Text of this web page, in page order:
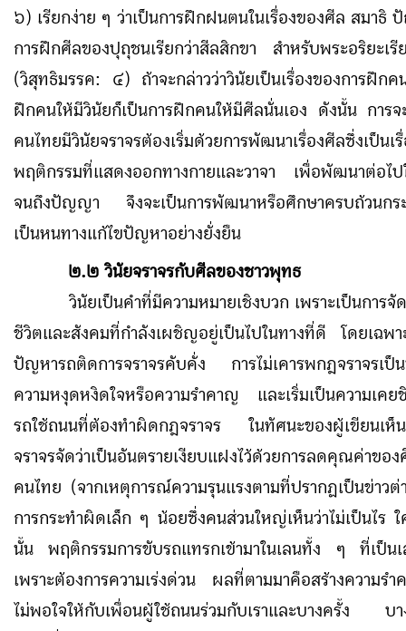
๖) เรียกง่าย ๆ ว่าเป็นการฝึกฝนตนในเรื่องของศีล สมาธิ
การฝึกศีลของปุถุชนเรียกว่าสีลสิกขา สำหรับพระอริยะเรี
(วิสุทธิมรรค: ๔) ถ้าจะกล่าวว่าวินัยเป็นเรื่องของการฝึก
ฝึกคนให้มีวินัยก็เป็นการฝึกคนให้มีศีลนั่นเอง ดังนั้น การจะ
คนไทยมีวินัยจราจรต้องเริ่มด้วยการพัฒนาเรื่องศีลซึ่งเป็นเ
พฤติกรรมที่แสดงออกทางกายและวาจา เพื่อพัฒนาต่อไป
จนถึงปัญญา จึงจะเป็นการพัฒนาหรือศึกษาครบถ้วนกร
เป็นหนทางแก้ไขปัญหาอย่างยั่งยืน
๒.๒ วินัยจราจรกับศีลของชาวพุทธ
วินัยเป็นคำที่มีความหมายเชิงบวก เพราะเป็นการจั
ชีวิตและสังคมที่กำลังเผชิญอยู่เป็นไปในทางที่ดี โดยเฉพา
ปัญหารถติดการจราจรคับคั่ง การไม่เคารพกฎจราจรเป็
ความหงุดหงิดใจหรือความรำคาญ และเริ่มเป็นความเคย
รถใช้ถนนที่ต้องทำผิดกฎจราจร ในทัศนะของผู้เขียนเห็
จราจรจัดว่าเป็นอันตรายเงียบแฝงไว้ด้วยการลดคุณค่าของ
คนไทย (จากเหตุการณ์ความรุนแรงตามที่ปรากฏเป็นข่า
การกระทำผิดเล็ก ๆ น้อยซึ่งคนส่วนใหญ่เห็นว่าไม่เป็นไร
นั้น พฤติกรรมการขับรถแทรกเข้ามาในเลนทั้ง ๆ ที่เป็น
เพราะต้องการความเร่งด่วน ผลที่ตามมาคือสร้างความร
ไม่พอใจให้กับเพื่อนผู้ใช้ถนนร่วมกับเราและบางครั้ง บา